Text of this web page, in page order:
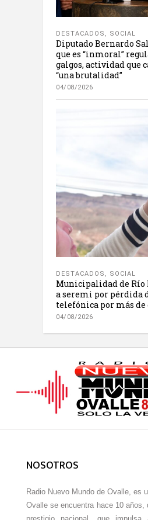
DESTACADOS , SOCIAL
Diputado Bernardo
que es “inmoral”
galgos, actividad que
“una brutalidad”
04/08/2026
DESTACADOS , SOCIAL
Municipalidad de Río
a seremi por pérdida
telefónica por más de
04/08/2026
NOSOTROS
Radio Nuevo Mundo de Ovalle, es
Ovalle se encuentra hace 10